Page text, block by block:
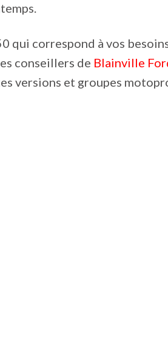
qui correspond à vos
conseillers de Blainville
versions et groupes